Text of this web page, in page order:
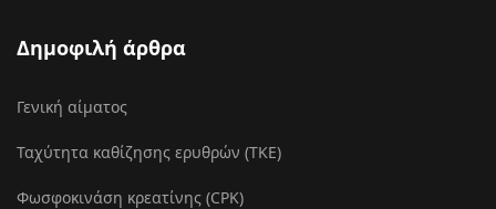
Δημοφιλή άρθρα
Γενική αίματος
Ταχύτητα καθίζησης ερυθρών (ΤΚΕ)
Φωσφοκινάση κρεατίνης (CPK)